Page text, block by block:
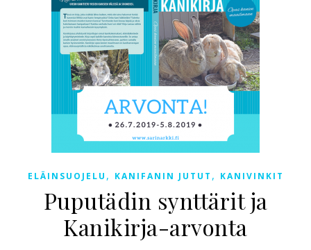
ELÄINSUOJELU , KANIFANIN JUTUT , KANIVINKIT
Puputädin synttärit ja
Kanikirja-arvonta